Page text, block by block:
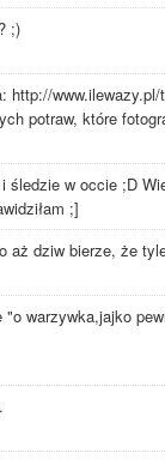
;)
potraw, które
w occie ;D
;]
aż dziw bierze, że
warzywka,jajko